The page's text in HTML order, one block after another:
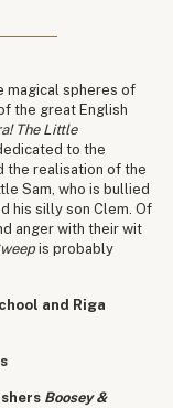
magical spheres of
the great English
The Little
to the
the realisation of the
Sam, who is bullied
his silly son Clem. Of
anger with their wit
is probably
and Riga
Boosey &